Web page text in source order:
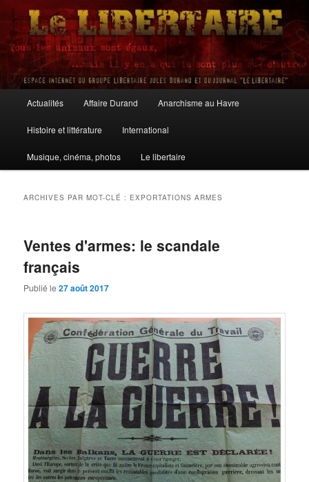
Aller
contenu
principal
Aller
contenu
secondaire
Le Libertaire
principal
Actualités Affaire Durand Anarchisme au Havre
Histoire et littérature International
Musique, cinéma, photos Le libertaire
ARCHIVES PAR MOT-CLÉ : EXPORTATIONS ARMES
Ventes d'armes: le scandale
français
Publié le27 août 2017